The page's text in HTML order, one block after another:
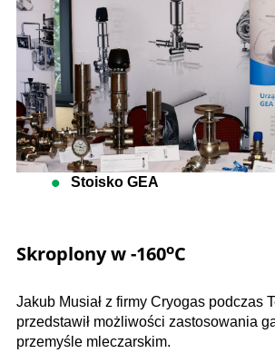
Stoisko GEA
Skroplony w -160oC
Jakub Musiał z firmy Cryogas podczas
przedstawił możliwości zastosowania
przemyśle mleczarskim.